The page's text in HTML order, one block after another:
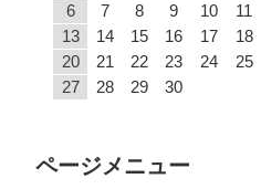
6
7 8 9 10 11
13
14 15 16 17 18
20
21 22 23 24 25
27
28 29 30
ページメニュー